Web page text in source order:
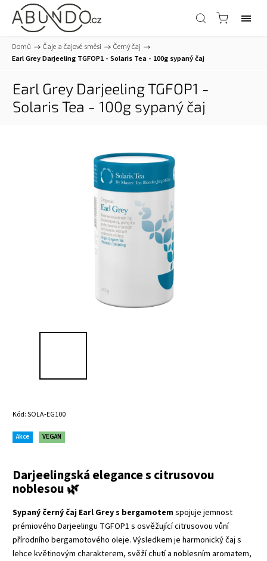
Domů / Čaje a čajové směsi / Černý čaj /
Earl Grey Darjeeling TGFOP1 - Solaris Tea - 100g sypaný čaj
Earl Grey Darjeeling TGFOP1 -
Solaris Tea - 100g sypaný čaj
Kód:SOLA-EG100
Akce VEGAN
Darjeelingská elegance s citrusovou
noblesou 🌿
Sypaný černý čaj Earl Grey s bergamotemspojuje jemnost
prémiového Darjeelingu TGFOP1 s osvěžující citrusovou vůní
přírodního bergamotového oleje. Výsledkem je harmonický čaj s
lehce květinovým charakterem, svěží chutí a noblesním aromatem,